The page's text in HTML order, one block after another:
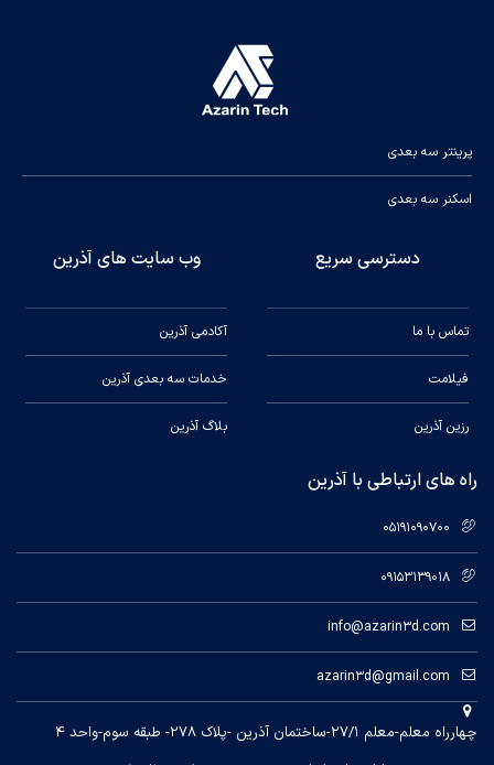
پرینتر سه بعدی
اسکنر سه بعدی
دسترسی سریع
تماس با ما
فیلامت
رزین آذرین
وب سایت های آذرین
آکادمی آذرین
خدمات سه بعدی آذرین
بلاگ آذرین
راه های ارتباطی با آذرین
05191090700
09153139018
info@azarin3d.com
azarin3d@gmail.com
چهارراه معلم-معلم ۲۷/۱-ساختمان آذرین -پلاک ۲۷۸- طبقه سوم-واحد ۴